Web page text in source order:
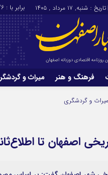
تاریخ : شنبه, ۱۷ مرداد , ۱۴۰۵ برابر با : Saturday - 8 - August - 2026
فرهنگ و هنر میراث و
اقتصاد
میراث و گردشگری
اصفهان تا